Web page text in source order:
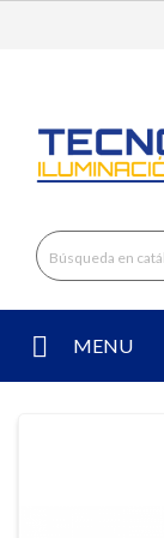
MENU